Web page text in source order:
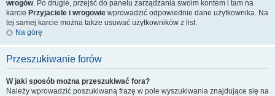
wrogów. Po drugie, przejść do panelu zarządzania swoim kontem i tam na
karcie Przyjaciele i wrogowie wprowadzić odpowiednie dane użytkownika. Na
tej samej karcie można także usuwać użytkowników z list.
Na górę
Przeszukiwanie forów
W jaki sposób można przeszukiwać fora?
Należy wprowadzić poszukiwaną frazę w pole wyszukiwania znajdujące się na